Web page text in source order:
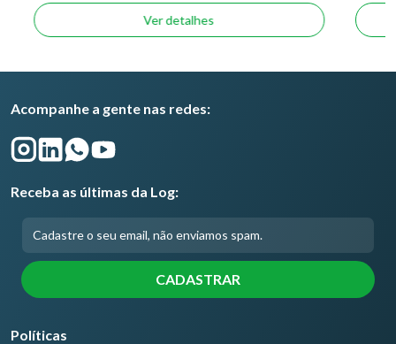
Ver detalhes
Acompanhe a gente nas redes:
Receba as últimas da Log:
Políticas